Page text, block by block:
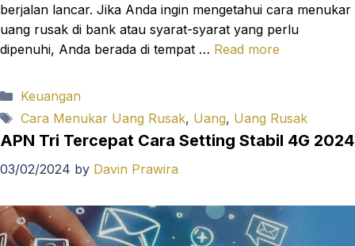
berjalan lancar. Jika Anda ingin mengetahui cara menukar
uang rusak di bank atau syarat-syarat yang perlu
dipenuhi, Anda berada di tempat … Read more
Categories
Keuangan
Tags
Cara Menukar Uang Rusak, Uang, Uang Rusak
APN Tri Tercepat Cara Setting Stabil 4G 2024
03/02/2024 by Davin Prawira